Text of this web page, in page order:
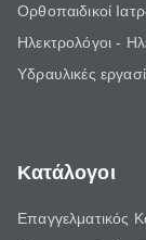
Ορθοπαιδικοί
Ηλεκτρολόγοι -
Υδραυλικές
Κατάλογοι
Επαγγελματικός